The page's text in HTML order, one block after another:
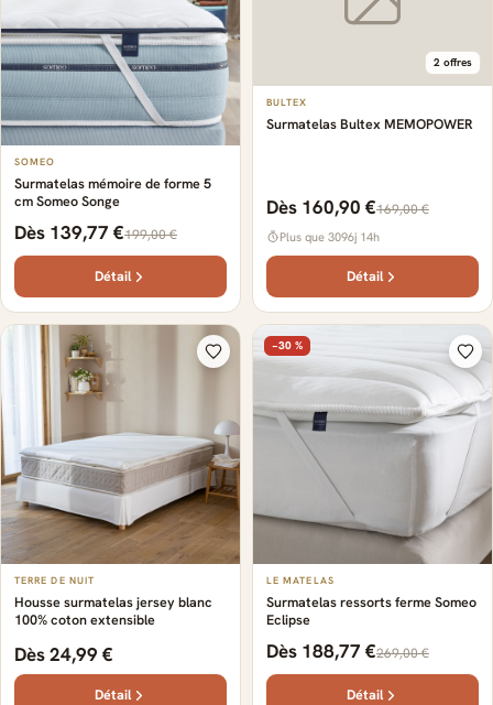
SOMEO
Surmatelas mémoire de forme 5
cm Someo Songe
Dès 139,77 €199,00 €
Détail
2 offres
BULTEX
Surmatelas Bultex MEMOPOWER
Dès 160,90 €169,00 €
Plus que 3096j 14h
Détail
TERRE DE NUIT
Housse surmatelas jersey blanc
100% coton extensible
Dès 24,99 €
Détail
−30 %
LE MATELAS
Surmatelas ressorts ferme Someo
Eclipse
Dès 188,77 €269,00 €
Détail